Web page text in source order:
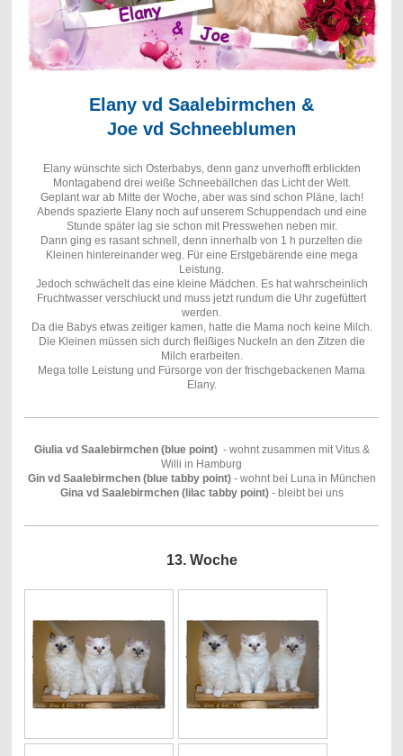
Elany vd Saalebirmchen &
Joe vd Schneeblumen
Elany wünschte sich Osterbabys, denn ganz unverhofft erblickten
Montagabend drei weiße Schneebällchen das Licht der Welt.
Geplant war ab Mitte der Woche, aber was sind schon Pläne, lach!
Abends spazierte Elany noch auf unserem Schuppendach und eine
Stunde später lag sie schon mit Presswehen neben mir.
Dann ging es rasant schnell, denn innerhalb von 1 h purzelten die
Kleinen hintereinander weg. Für eine Erstgebärende eine mega
Leistung.
Jedoch schwächelt das eine kleine Mädchen. Es hat wahrscheinlich
Fruchtwasser verschluckt und muss jetzt rundum die Uhr zugefüttert
werden.
Da die Babys etwas zeitiger kamen, hatte die Mama noch keine Milch.
Die Kleinen müssen sich durch fleißiges Nuckeln an den Zitzen die
Milch erarbeiten.
Mega tolle Leistung und Fürsorge von der frischgebackenen Mama
Elany.
Giulia vd Saalebirmchen (blue point) - wohnt zusammen mit Vitus &
Willi in Hamburg
Gin vd Saalebirmchen (blue tabby point)- wohnt bei Luna in München
Gina vd Saalebirmchen (lilac tabby point)- bleibt bei uns
13. Woche